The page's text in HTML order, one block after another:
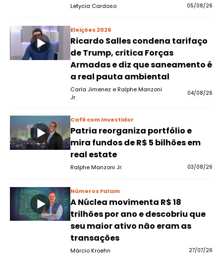
Letycia Cardoso 05/08/26
Eleições 2026
Ricardo Salles condena tarifaço
de Trump, critica Forças
Armadas e diz que saneamento é
a real pauta ambiental
Carla Jimenez e Ralphe Manzoni
Jr.
04/08/26
Café com Investidor
Patria reorganiza portfólio e
mira fundos de R$ 5 bilhões em
real estate
Ralphe Manzoni Jr. 03/08/26
Números Falam
A Núclea movimenta R$ 18
trilhões por ano e descobriu que
seu maior ativo não eram as
transações
Márcio Kroehn 27/07/26